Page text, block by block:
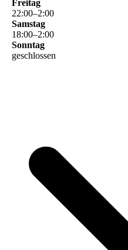
Freitag
22:00–2:00
Samstag
18:00–2:00
Sonntag
geschlossen